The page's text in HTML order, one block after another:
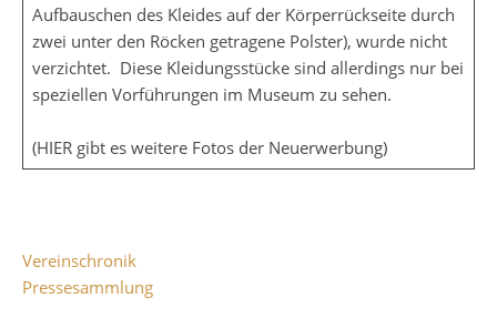
Aufbauschen des Kleides auf der Körperrückseite durch
zwei unter den Röcken getragene Polster), wurde nicht
verzichtet. Diese Kleidungsstücke sind allerdings nur bei
speziellen Vorführungen im Museum zu sehen.
(HIERgibt es weitere Fotos der Neuerwerbung)
Vereinschronik
Pressesammlung